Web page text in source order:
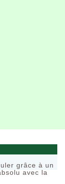
grâce à un
avec la